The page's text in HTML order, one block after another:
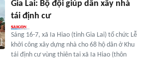
Gia Lai: Bộ đội giúp dân xây nhà
tái định cư
Sáng 16-7, xã Ia Hiao (tỉnh Gia Lai) tổ chức Lễ
khởi công xây dựng nhà cho 68 hộ dân ở Khu
tái định cư vùng thiên tai xã Ia Hiao (thôn